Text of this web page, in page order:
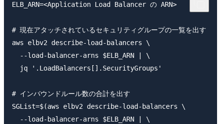
ELB_ARN=<Application Load Balancer の ARN>
# 現在アタッチされているセキュリティグループの一覧を出す
aws elbv2 describe-load-balancers \
  --load-balancer-arns $ELB_ARN | \
  jq '.LoadBalancers[].SecurityGroups'
# インバウンドルール数の合計を出す
SGList=$(aws elbv2 describe-load-balancers \
  --load-balancer-arns $ELB_ARN | \